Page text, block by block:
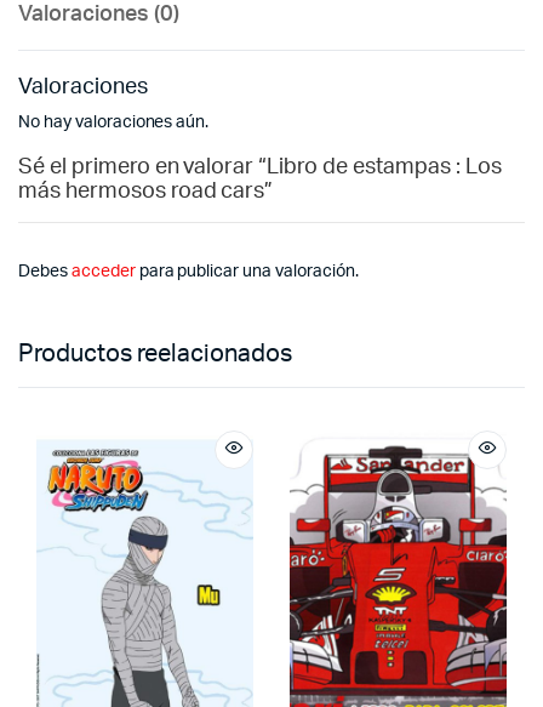
Valoraciones (0)
Valoraciones
No hay valoraciones aún.
Sé el primero en valorar “Libro de estampas : Los
más hermosos road cars”
Debes accederpara publicar una valoración.
Productos reelacionados